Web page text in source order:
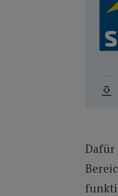
Dafür